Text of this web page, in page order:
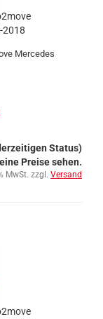
2018
Mercedes
Status)
Preise sehen.
MwSt. zzgl. Versand